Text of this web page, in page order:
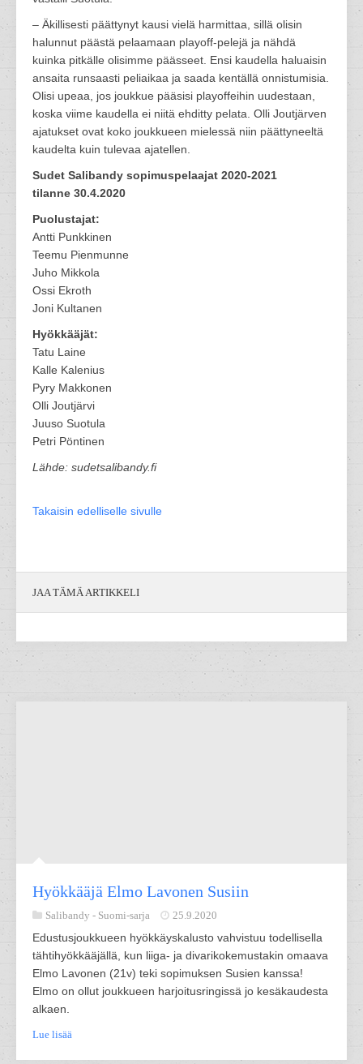
– Äkillisesti päättynyt kausi vielä harmittaa, sillä olisin
halunnut päästä pelaamaan playoff-pelejä ja nähdä
kuinka pitkälle olisimme päässeet. Ensi kaudella haluaisin
ansaita runsaasti peliaikaa ja saada kentällä onnistumisia.
Olisi upeaa, jos joukkue pääsisi playoffeihin uudestaan,
koska viime kaudella ei niitä ehditty pelata. Olli Joutjärven
ajatukset ovat koko joukkueen mielessä niin päättyneeltä
kaudelta kuin tulevaa ajatellen.
Sudet Salibandy sopimuspelaajat 2020-2021
tilanne 30.4.2020
Puolustajat:
Antti Punkkinen
Teemu Pienmunne
Juho Mikkola
Ossi Ekroth
Joni Kultanen
Hyökkääjät:
Tatu Laine
Kalle Kalenius
Pyry Makkonen
Olli Joutjärvi
Juuso Suotula
Petri Pöntinen
Lähde: sudetsalibandy.fi
Takaisin edelliselle sivulle
JAA TÄMÄ ARTIKKELI
Hyökkääjä Elmo Lavonen Susiin
Salibandy - Suomi-sarja 25.9.2020
Edustusjoukkueen hyökkäyskalusto vahvistuu todellisella
tähtihyökkääjällä, kun liiga- ja divarikokemustakin omaava
Elmo Lavonen (21v) teki sopimuksen Susien kanssa!
Elmo on ollut joukkueen harjoitusringissä jo kesäkaudesta
alkaen.
Lue lisää